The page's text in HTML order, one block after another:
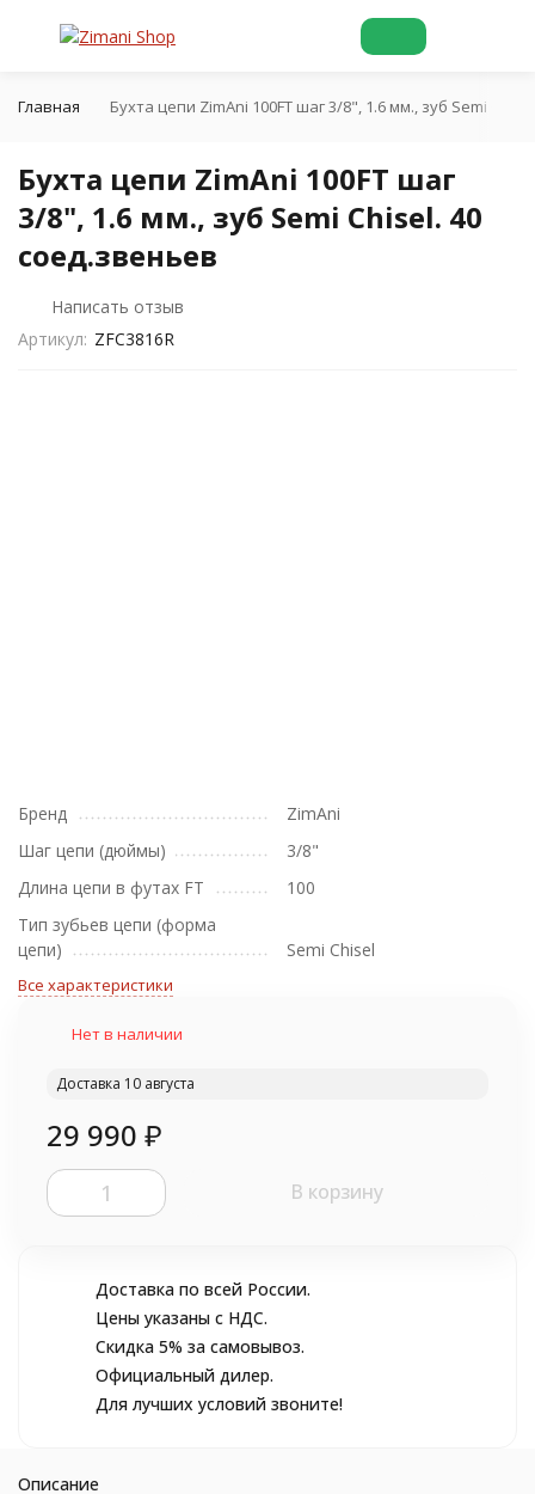
Главная Бухта цепи ZimAni 100FT шаг 3/8", 1.6 мм., зуб Semi
Бухта цепи ZimAni 100FT шаг
3/8", 1.6 мм., зуб Semi Chisel. 40
соед.звеньев
Написать отзыв
Артикул: ZFC3816R
Бренд
ZimAni
Шаг цепи (дюймы)
3/8"
Длина цепи в футах FT
100
Тип зубьев цепи (форма
цепи)
Semi Chisel
Все характеристики
Нет в наличии
Доставка 10 августа
29 990 ₽
В корзину
Доставка по всей России.
Цены указаны с НДС.
Скидка 5% за самовывоз.
Официальный дилер.
Для лучших условий звоните!
Описание